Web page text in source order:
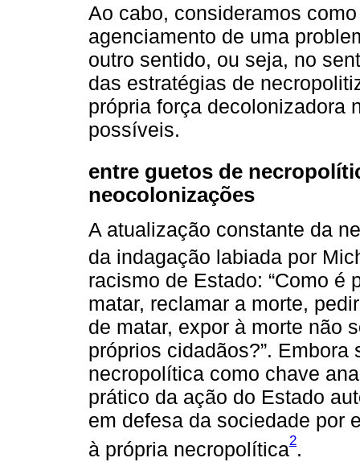
Ao cabo, consideramos
agenciamento de uma
outro sentido, ou seja, no
das estratégias de
própria força decolonizadora
possíveis.
entre guetos de
neocolonizações
A atualização constante da
da indagação labiada por
racismo de Estado: “Como
matar, reclamar a morte,
de matar, expor à morte não
próprios cidadãos?”.
necropolítica como chave
prático da ação do Estado
em defesa da sociedade por
à própria necropolítica2.